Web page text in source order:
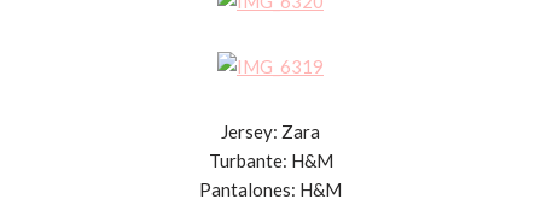
Jersey: Zara
Turbante: H&M
Pantalones: H&M